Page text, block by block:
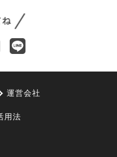
運営会社
用法